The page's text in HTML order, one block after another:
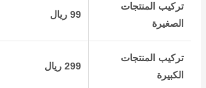
تركيب المنتجات
الصغيرة
99 ريال
تركيب المنتجات
الكبيرة
299 ريال